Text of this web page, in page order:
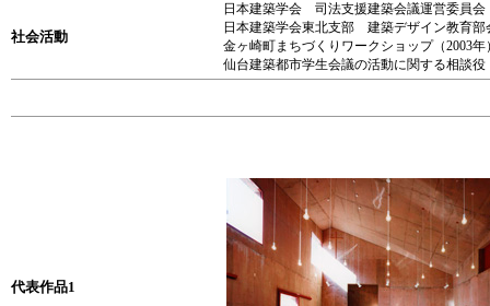
社会活動
日本建築学会 司法支援建築会議運営委員
日本建築学会東北支部 建築デザイン教育部
金ヶ崎町まちづくりワークショップ（2003年
仙台建築都市学生会議の活動に関する相談役
代表作品1